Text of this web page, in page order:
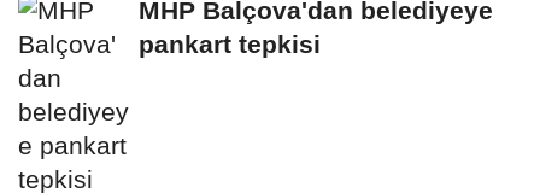
MHP Balçova'dan belediyeye
pankart tepkisi